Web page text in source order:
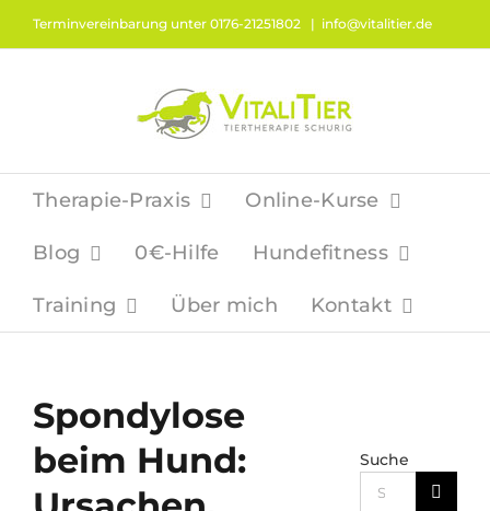
Terminvereinbarung unter 0176-21251802 | info@vitalitier.de
Therapie-Praxis Online-Kurse
Blog 0€-Hilfe Hundefitness
Training Über mich Kontakt
Spondylose
beim Hund:
Suche
Suche